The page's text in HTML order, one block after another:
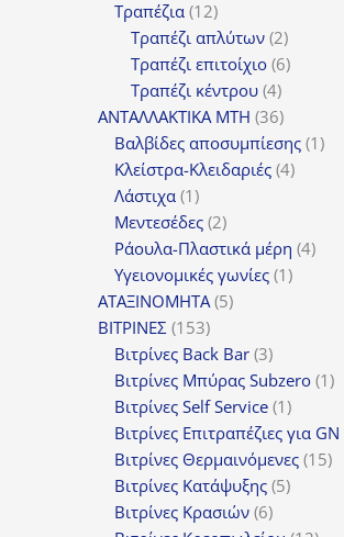
Τραπέζια 1212
προϊόντα
Τραπέζι απλύτων 22
προϊόντα
Τραπέζι επιτοίχιο 66
Τραπέζι κέντρου 44
προϊόντα
ΑΝΤΑΛΛΑΚΤΙΚΑ MTH 3636
προϊόντα
Βαλβίδες αποσυμπίεσης 11
Κλείστρα-Κλειδαριές 44
Λάστιχα 11
προϊόν
Μεντεσέδες 22
προϊόντα
Ράουλα-Πλαστικά μέρη 44
Υγειονομικές γωνίες 11
ΑΤΑΞΙΝΟΜΗΤΑ 55
ΒΙΤΡΙΝΕΣ 153153
προϊόντα
Βιτρίνες Back Bar 33
προϊόντα
Βιτρίνες Mπύρας Subzero 11
Βιτρίνες Self Service 11
προϊόν
Βιτρίνες Επιτραπέζιες για GN
Βιτρίνες Θερμαινόμενες 1515
Βιτρίνες Κατάψυξης 55
Βιτρίνες Κρασιών 66